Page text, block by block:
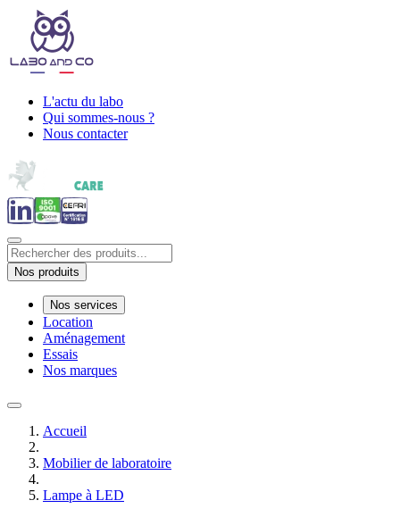
L'actu du labo
Qui sommes-nous ?
Nous contacter
Nos produits
Nos services
Location
Aménagement
Essais
Nos marques
Accueil
Mobilier de laboratoire
Lampe à LED